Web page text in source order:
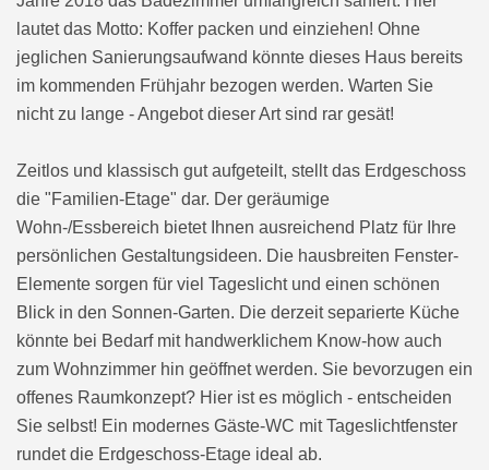
lautet das Motto: Koffer packen und einziehen! Ohne
jeglichen Sanierungsaufwand könnte dieses Haus bereits
im kommenden Frühjahr bezogen werden. Warten Sie
nicht zu lange - Angebot dieser Art sind rar gesät!
Zeitlos und klassisch gut aufgeteilt, stellt das Erdgeschoss
die "Familien-Etage" dar. Der geräumige
Wohn-/Essbereich bietet Ihnen ausreichend Platz für Ihre
persönlichen Gestaltungsideen. Die hausbreiten Fenster-
Elemente sorgen für viel Tageslicht und einen schönen
Blick in den Sonnen-Garten. Die derzeit separierte Küche
könnte bei Bedarf mit handwerklichem Know-how auch
zum Wohnzimmer hin geöffnet werden. Sie bevorzugen ein
offenes Raumkonzept? Hier ist es möglich - entscheiden
Sie selbst! Ein modernes Gäste-WC mit Tageslichtfenster
rundet die Erdgeschoss-Etage ideal ab.